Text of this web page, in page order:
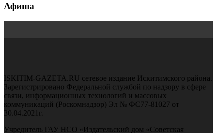
Афиша
ISKITIM-GAZETA.RU сетевое издание Искитимского района.
Зарегистрировано Федеральной службой по надзору в сфере
связи, информационных технологий и массовых
коммуникаций (Роскомнадзор) Эл № ФС77-81027 от
30.04.2021г.
Учредитель ГАУ НСО «Издательский дом «Советская